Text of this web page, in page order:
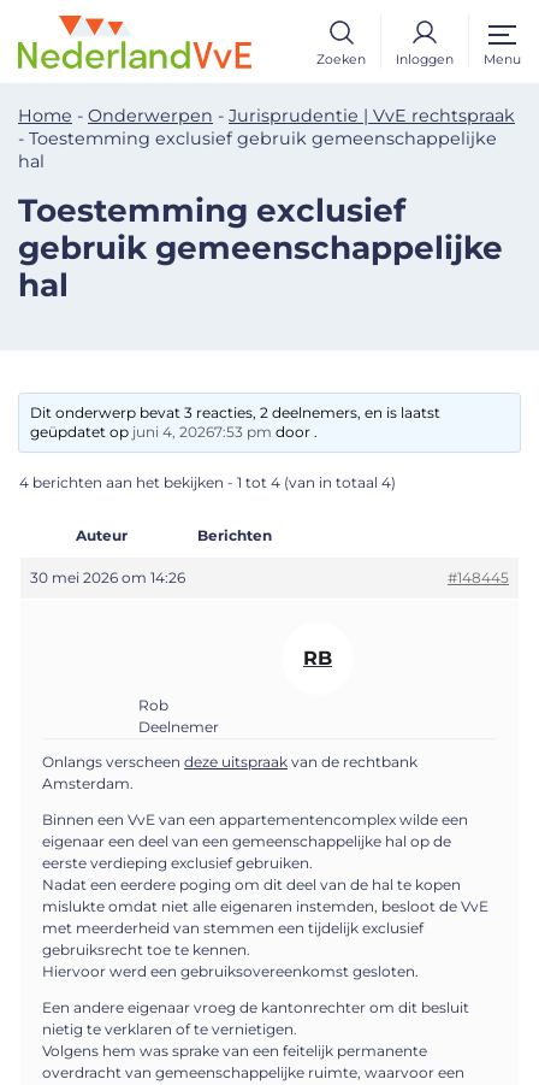
Zoeken Inloggen Menu
Home - Onderwerpen - Jurisprudentie | VvE rechtspraak
- Toestemming exclusief gebruik gemeenschappelijke
hal
Toestemming exclusief
gebruik gemeenschappelijke
hal
Dit onderwerp bevat 3 reacties, 2 deelnemers, en is laatst
geüpdatet op juni 4, 20267:53 pm door .
4 berichten aan het bekijken - 1 tot 4 (van in totaal 4)
Auteur Berichten
30 mei 2026 om 14:26 #148445
RB
Rob
Deelnemer
Onlangs verscheen deze uitspraak van de rechtbank
Amsterdam.
Binnen een VvE van een appartementencomplex wilde een
eigenaar een deel van een gemeenschappelijke hal op de
eerste verdieping exclusief gebruiken.
Nadat een eerdere poging om dit deel van de hal te kopen
mislukte omdat niet alle eigenaren instemden, besloot de VvE
met meerderheid van stemmen een tijdelijk exclusief
gebruiksrecht toe te kennen.
Hiervoor werd een gebruiksovereenkomst gesloten.
Een andere eigenaar vroeg de kantonrechter om dit besluit
nietig te verklaren of te vernietigen.
Volgens hem was sprake van een feitelijk permanente
overdracht van gemeenschappelijke ruimte, waarvoor een